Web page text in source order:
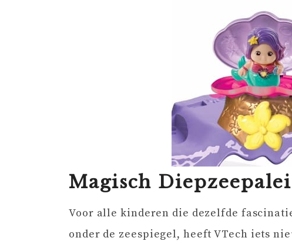
Magisch
Voor alle kinderen die dezelfde
onder de zeespiegel, heeft VTech iets